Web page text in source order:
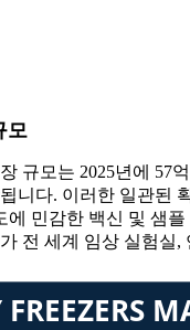
모
규모는 2025년에 57
니다. 이러한 일관된
에 민감한 백신 및 샘
전 세계 임상 실험실